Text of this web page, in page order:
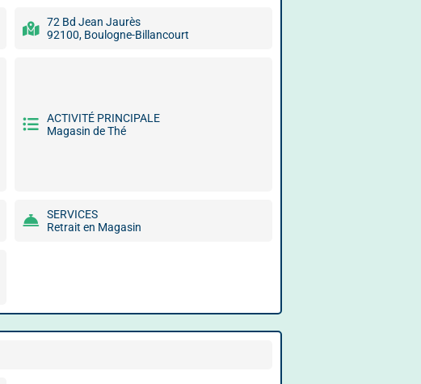
72 Bd Jean Jaurès
92100, Boulogne-Billancourt
ACTIVITÉ PRINCIPALE
Magasin de Thé
SERVICES
Retrait en Magasin